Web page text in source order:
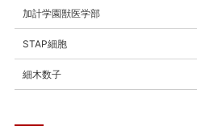
加計学園獣医学部
STAP細胞
細木数子